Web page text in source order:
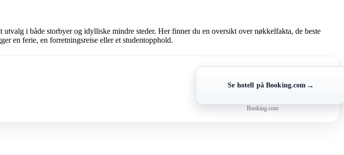
i både storbyer og idylliske mindre steder. Her finner du en oversikt over nøkkelfakta, de beste
en ferie, en forretningsreise eller et studentopphold.
Se hotell på Booking.com →
Booking.com